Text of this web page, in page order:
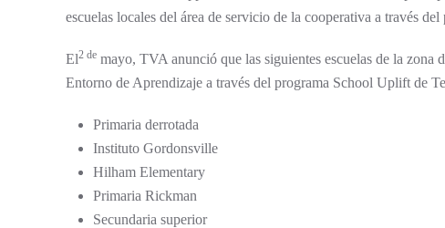
escuelas locales del área de servicio de la cooperativa a través
El2 de mayo, TVA anunció que las siguientes escuelas de la
Entorno de Aprendizaje a través del programa School Uplift de
Primaria derrotada
Instituto Gordonsville
Hilham Elementary
Primaria Rickman
Secundaria superior